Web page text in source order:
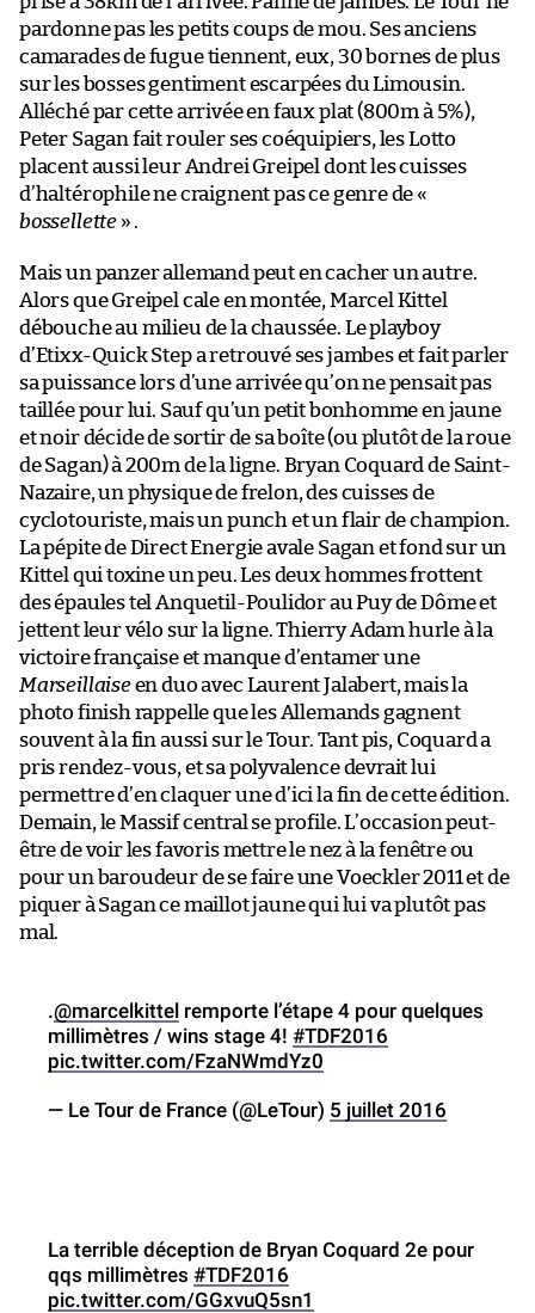
pardonne pas les petits coups de mou. Ses anciens
camarades de fugue tiennent, eux, 30 bornes de plus
sur les bosses gentiment escarpées du Limousin.
Alléché par cette arrivée en faux plat (800m à 5%),
Peter Sagan fait rouler ses coéquipiers, les Lotto
placent aussi leur Andrei Greipel dont les cuisses
d’haltérophile ne craignent pas ce genre de «
bossellette » .
Mais un panzer allemand peut en cacher un autre.
Alors que Greipel cale en montée, Marcel Kittel
débouche au milieu de la chaussée. Le playboy
d’Etixx-Quick Step a retrouvé ses jambes et fait parler
sa puissance lors d’une arrivée qu’on ne pensait pas
taillée pour lui. Sauf qu’un petit bonhomme en jaune
et noir décide de sortir de sa boîte (ou plutôt de la roue
de Sagan) à 200m de la ligne. Bryan Coquard de Saint-
Nazaire, un physique de frelon, des cuisses de
cyclotouriste, mais un punch et un flair de champion.
La pépite de Direct Energie avale Sagan et fond sur un
Kittel qui toxine un peu. Les deux hommes frottent
des épaules tel Anquetil-Poulidor au Puy de Dôme et
jettent leur vélo sur la ligne. Thierry Adam hurle à la
victoire française et manque d’entamer une
Marseillaiseen duo avec Laurent Jalabert, mais la
photo finish rappelle que les Allemands gagnent
souvent à la fin aussi sur le Tour. Tant pis, Coquard a
pris rendez-vous, et sa polyvalence devrait lui
permettre d’en claquer une d’ici la fin de cette édition.
Demain, le Massif central se profile. L’occasion peut-
être de voir les favoris mettre le nez à la fenêtre ou
pour un baroudeur de se faire une Voeckler 2011 et de
piquer à Sagan ce maillot jaune qui lui va plutôt pas
mal.
.@marcelkittel remporte l’étape 4 pour quelques
millimètres / wins stage 4! #TDF2016
pic.twitter.com/FzaNWmdYz0
— Le Tour de France (@LeTour) 5 juillet 2016
La terrible déception de Bryan Coquard 2e pour
qqs millimètres #TDF2016
pic.twitter.com/GGxvuQ5sn1